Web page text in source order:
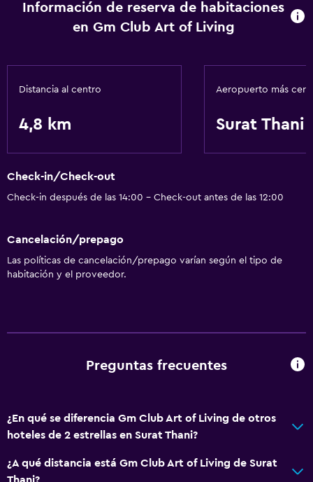
Información de reserva de habitaciones
en Gm Club Art of Living
Distancia al centro
4,8 km
Aeropuerto más
Surat Thani
Check-in/Check-out
Check-in después de las 14:00 - Check-out antes de las 12:00
Cancelación/prepago
Las políticas de cancelación/prepago varían según el tipo de
habitación y el proveedor.
Preguntas frecuentes
¿En qué se diferencia Gm Club Art of Living de otros
hoteles de 2 estrellas en Surat Thani?
¿A qué distancia está Gm Club Art of Living de Surat
Thani?